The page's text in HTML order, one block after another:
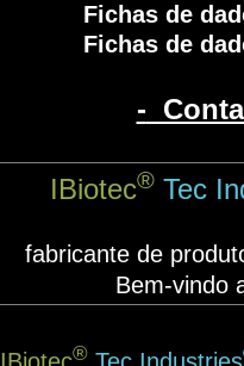
Fichas de
Fichas de
-
IBiotec®Tec
fabricante de
Bem-vindo
®